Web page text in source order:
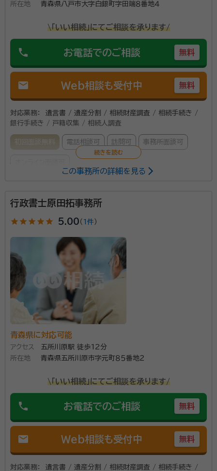
所在地
青森県八戸市大字白銀町字田端８番地４
\「いい相続」にてご相談を承ります/
phone お電話でのご相談 無料
mail Web相談も受付中 無料
対応業務：
遺言書 / 遺産分割 / 相続財産調査 / 相続手続き /
銀行手続き / 戸籍収集 / 相続人調査
初回面談無料 電話相談可 訪問可 事務所面談可
越後 信一（えちご しんいち）
事務所口コミ（抜粋）：
満足度 5.0 ご利用時期：2021/10
お客様のご依頼に対し、コミュニケーションを大事にし、
誠心誠意、迅速に対応すること、わかりやすく説明するこ
とを心掛け業務を行っております。
資格等： 行政書士
所属団体：青森県行政書士会
この事務所の詳細を見る
行政書士原田拓事務所
star star star star star 5.00 （ 1件 ）
青森県に対応可能
アクセス
五所川原駅 徒歩12分
所在地
青森県五所川原市字元町８５番地２
\「いい相続」にてご相談を承ります/
phone お電話でのご相談 無料
mail Web相談も受付中 無料
対応業務：
遺言書 / 遺産分割 / 相続財産調査 / 相続手続き /